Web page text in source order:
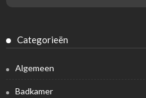
Categorieën
Algemeen
Badkamer